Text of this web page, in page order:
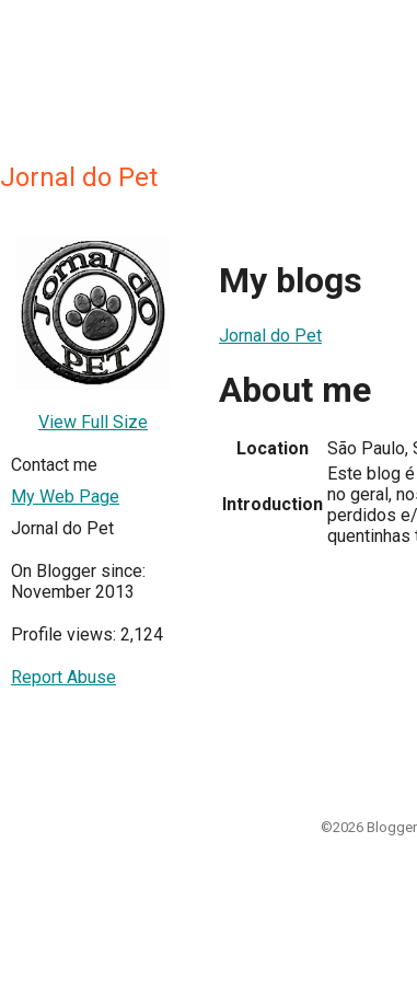
Jornal do Pet
View Full Size
Contact me
My Web Page
Jornal do Pet
On Blogger since:
November 2013
Profile views: 2,124
Report Abuse
My blogs
Jornal do Pet
About me
Location São Paulo,
Introduction
Este blog
no geral,
perdidos
quentinhas
©2026